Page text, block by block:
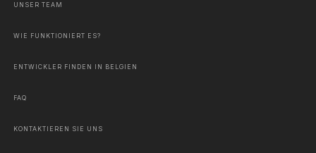
UNSER TEAM
WIE FUNKTIONIERT ES?
ENTWICKLER FINDEN IN BELGIEN
FAQ
KONTAKTIEREN SIE UNS